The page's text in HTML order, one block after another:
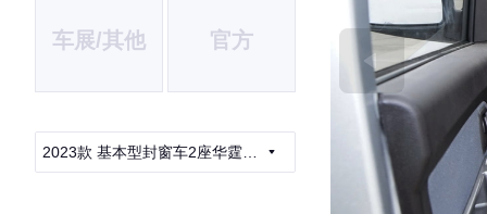
车展/其他 官方
2023款 基本型封窗车2座华霆电